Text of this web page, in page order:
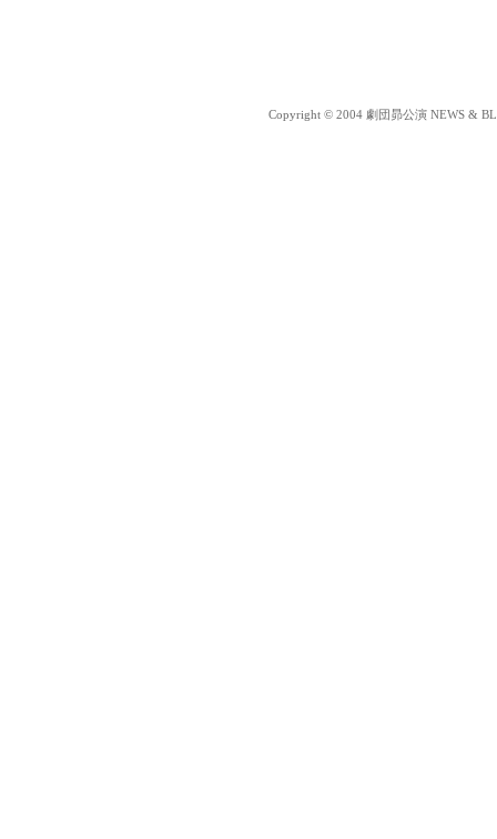
Copyright © 2004 劇団昴公演 NEWS &